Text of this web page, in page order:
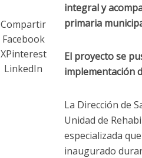
Compartir
Facebook
XPinterest
LinkedIn
integral y
primaria
El proyecto se
implementación
La Dirección de
Unidad de
especializada
inaugurado